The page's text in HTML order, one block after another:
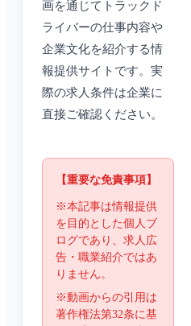
画を通じてトラックド
ライバーの仕事内容や
企業文化を紹介する情
報提供サイトです。実
際の求人条件は企業に
直接ご確認ください。
【重要な免責事項】
※本記事は情報提供
を目的とした個人ブ
ログであり、求人広
告・職業紹介ではあ
りません。
※動画からの引用は
著作権法第32条に基